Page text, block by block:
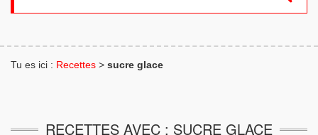
Tu es ici : Recettes > sucre glace
RECETTES AVEC : SUCRE GLACE